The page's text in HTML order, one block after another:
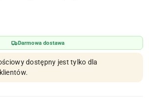
Darmowa dostawa
dostępny jest tylko dla